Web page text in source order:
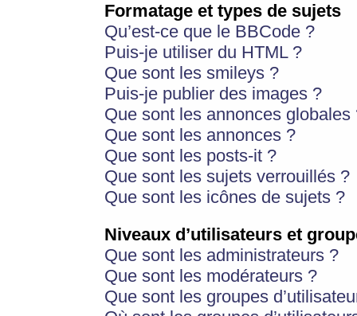
Formatage et types de sujets
Qu’est-ce que le BBCode ?
Puis-je utiliser du HTML ?
Que sont les smileys ?
Puis-je publier des images ?
Que sont les annonces globales
Que sont les annonces ?
Que sont les posts-it ?
Que sont les sujets verrouillés ?
Que sont les icônes de sujets ?
Niveaux d’utilisateurs et
Que sont les administrateurs ?
Que sont les modérateurs ?
Que sont les groupes